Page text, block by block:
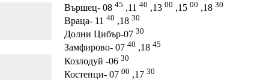
Вършец- 08 45 ,11 40 ,13 00 ,15 00 ,18 30
Враца- 11 40 ,18 30
Долни Цибър-07 30
Замфирово- 07 40 ,18 45
Козлодуй -06 30
Костенци- 07 00 ,17 30